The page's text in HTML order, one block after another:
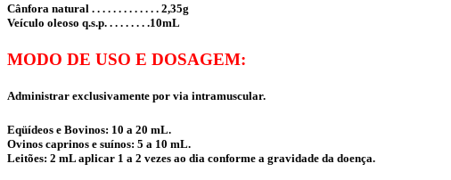
Cânfora natural . . . . . . . . . . . . . 2,35g
Veículo oleoso q.s.p. . . . . . . . .10mL
MODO DE USO E DOSAGEM:
Administrar exclusivamente por via intramuscular.
Eqüídeos e Bovinos: 10 a 20 mL.
Ovinos caprinos e suínos: 5 a 10 mL.
Leitões: 2 mL aplicar 1 a 2 vezes ao dia conforme a gravidade da doença.